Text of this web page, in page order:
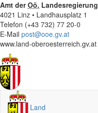
Amt derOö. Landesregierung
4021 Linz • Landhausplatz 1
Telefon (+43 732) 77 20-0
E-Mail post@ooe.gv.at
www.land-oberoesterreich.gv.at
Land